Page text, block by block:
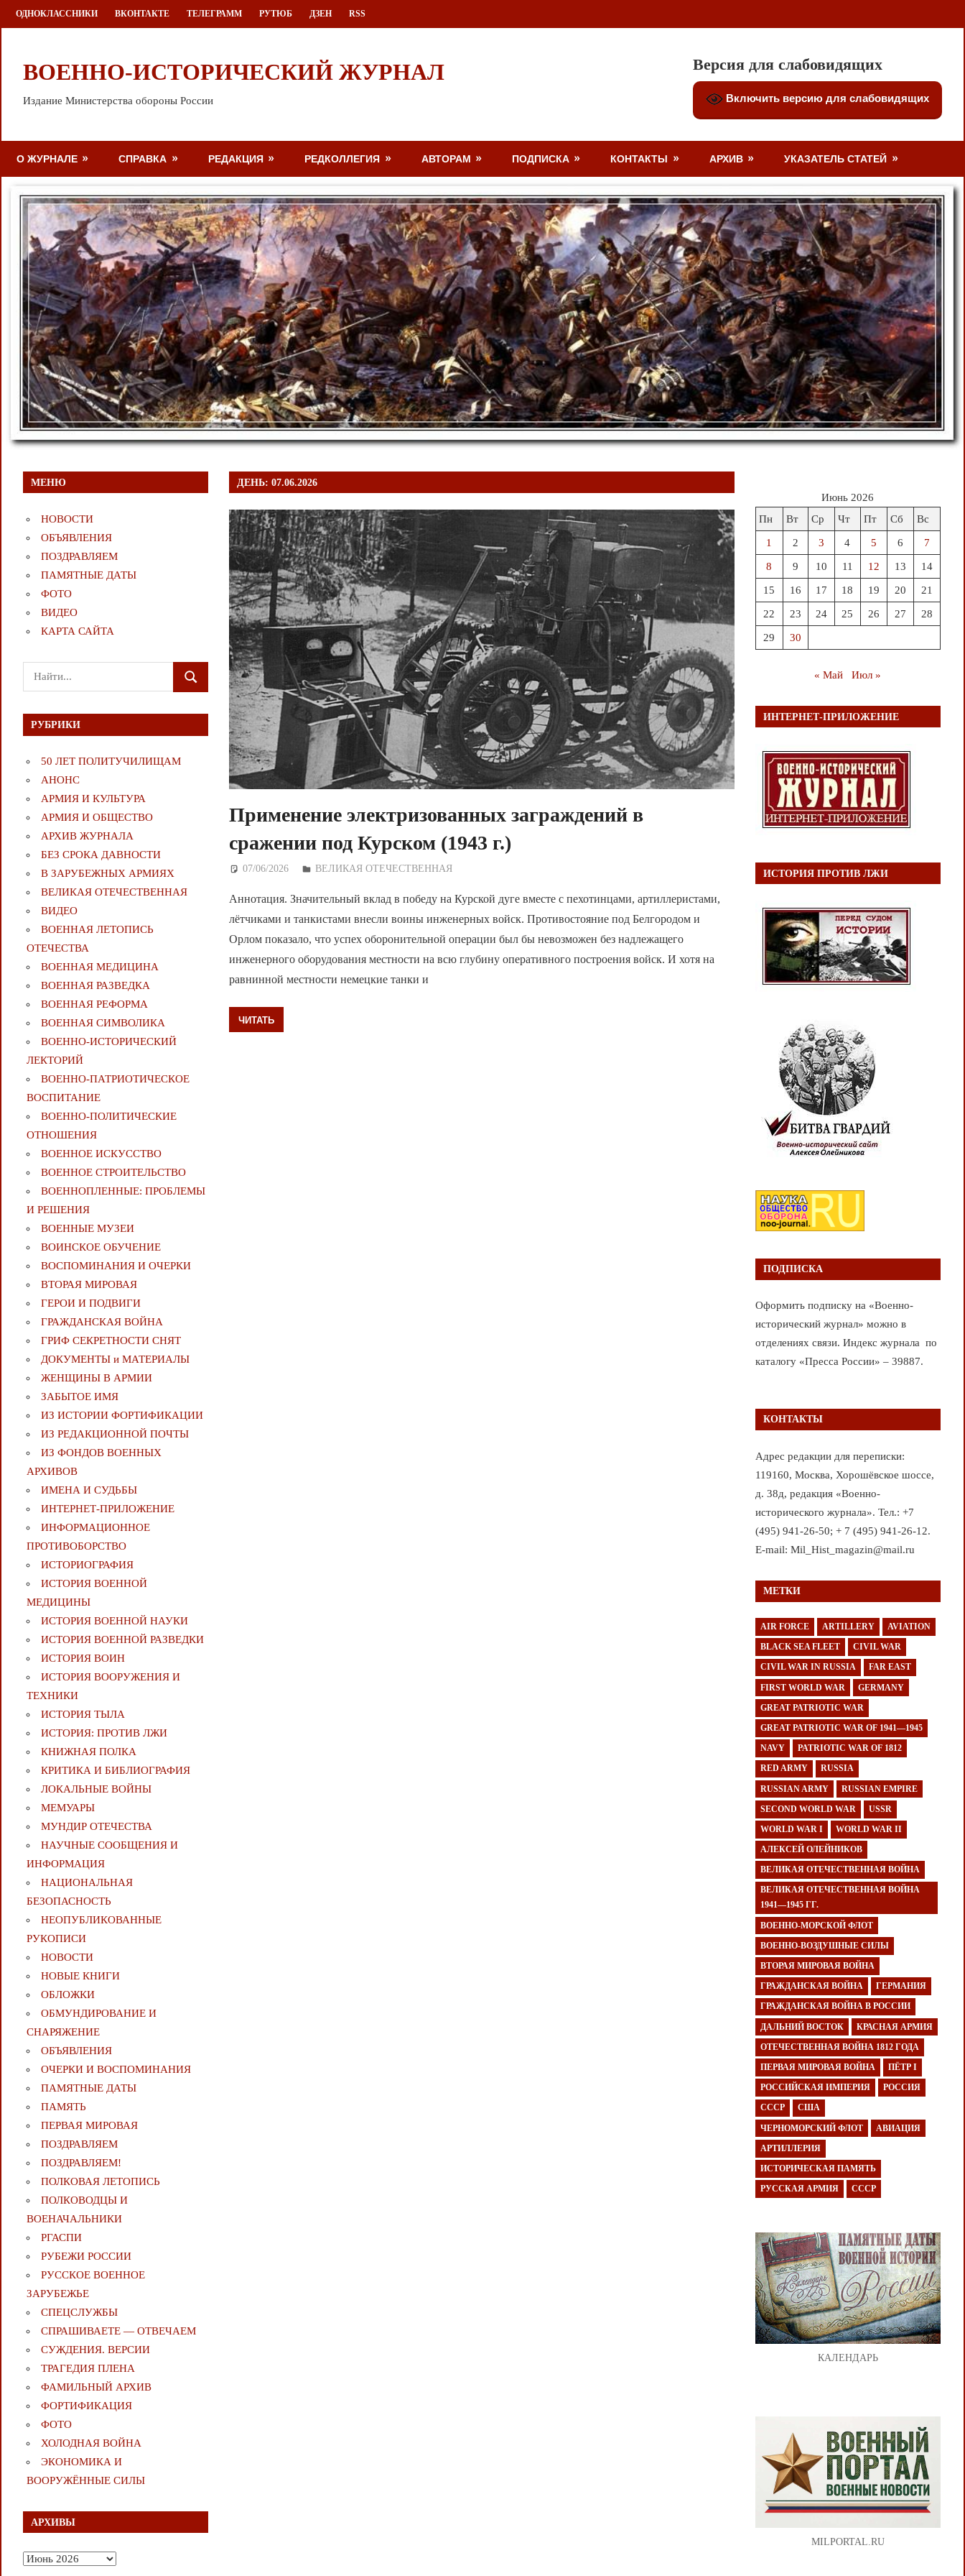
Перейти
к
ОДНОКЛАССНИКИ ВКОНТАКТЕ ТЕЛЕГРАММ РУТЮБ ДЗЕН RSS
ВОЕННО-ИСТОРИЧЕСКИЙ ЖУРНАЛ
Издание Министерства обороны России
Версия для слабовидящих
Включить версию для слабовидящих
О ЖУРНАЛЕ СПРАВКА РЕДАКЦИЯ РЕДКОЛЛЕГИЯ АВТОРАМ ПОДПИСКА КОНТАКТЫ АРХИВ УКАЗАТЕЛЬ СТАТЕЙ
ДЕНЬ:07.06.2026
Применение электризованных заграждений в
сражении под Курском (1943 г.)
07/06/2026 Дежурный по Редакции
ВЕЛИКАЯ ОТЕЧЕСТВЕННАЯ
Аннотация. Значительный вклад в победу на Курской дуге вместе с пехотинцами, артиллеристами,
лётчиками и танкистами внесли воины инженерных войск. Противостояние под Белгородом и
Орлом показало, что успех оборонительной операции был бы невозможен без надлежащего
инженерного оборудования местности на всю глубину оперативного построения войск. И хотя на
равнинной местности немецкие танки и
ЧИТАТЬ
МЕНЮ
НОВОСТИ
ОБЪЯВЛЕНИЯ
ПОЗДРАВЛЯЕМ
ПАМЯТНЫЕ ДАТЫ
ФОТО
ВИДЕО
КАРТА САЙТА
Поиск
для:
ПОИСК
РУБРИКИ
50 ЛЕТ ПОЛИТУЧИЛИЩАМ
АНОНС
АРМИЯ И КУЛЬТУРА
АРМИЯ И ОБЩЕСТВО
АРХИВ ЖУРНАЛА
БЕЗ СРОКА ДАВНОСТИ
В ЗАРУБЕЖНЫХ АРМИЯХ
ВЕЛИКАЯ ОТЕЧЕСТВЕННАЯ
ВИДЕО
ВОЕННАЯ ЛЕТОПИСЬ
ОТЕЧЕСТВА
ВОЕННАЯ МЕДИЦИНА
ВОЕННАЯ РАЗВЕДКА
ВОЕННАЯ РЕФОРМА
ВОЕННАЯ СИМВОЛИКА
ВОЕННО-ИСТОРИЧЕСКИЙ
ЛЕКТОРИЙ
ВОЕННО-ПАТРИОТИЧЕСКОЕ
ВОСПИТАНИЕ
ВОЕННО-ПОЛИТИЧЕСКИE
ОТНОШЕНИЯ
ВОЕННОЕ ИСКУССТВО
ВОЕННОЕ СТРОИТЕЛЬСТВО
ВОЕННОПЛЕННЫЕ: ПРОБЛЕМЫ
И РЕШЕНИЯ
ВОЕННЫЕ МУЗЕИ
ВОИНСКОЕ ОБУЧЕНИЕ
ВОСПОМИНАНИЯ И ОЧЕРКИ
ВТОРАЯ МИРОВАЯ
ГЕРОИ И ПОДВИГИ
ГРАЖДАНСКАЯ ВОЙНА
ГРИФ СЕКРЕТНОСТИ СНЯТ
ДОКУМЕНТЫ и МАТЕРИАЛЫ
ЖЕНЩИНЫ В АРМИИ
ЗАБЫТОЕ ИМЯ
ИЗ ИСТОРИИ ФОРТИФИКАЦИИ
ИЗ РЕДАКЦИОННОЙ ПОЧТЫ
ИЗ ФОНДОВ ВОЕННЫХ
АРХИВОВ
ИМЕНА И СУДЬБЫ
ИНТЕРНЕТ-ПРИЛОЖЕНИЕ
ИНФОРМАЦИОННОЕ
ПРОТИВОБОРСТВО
ИСТОРИОГРАФИЯ
ИСТОРИЯ ВОЕННОЙ
МЕДИЦИНЫ
ИСТОРИЯ ВОЕННОЙ НАУКИ
ИСТОРИЯ ВОЕННОЙ РАЗВЕДКИ
ИСТОРИЯ ВОИН
ИСТОРИЯ ВООРУЖЕНИЯ И
ТЕХНИКИ
ИСТОРИЯ ТЫЛА
ИСТОРИЯ: ПРОТИВ ЛЖИ
КНИЖНАЯ ПОЛКА
КРИТИКА И БИБЛИОГРАФИЯ
ЛОКАЛЬНЫЕ ВОЙНЫ
МЕМУАРЫ
МУНДИР ОТЕЧЕСТВА
НАУЧНЫЕ СООБЩЕНИЯ И
ИНФОРМАЦИЯ
НАЦИОНАЛЬНАЯ
БЕЗОПАСНОСТЬ
НЕОПУБЛИКОВАННЫЕ
РУКОПИСИ
НОВОСТИ
НОВЫЕ КНИГИ
ОБЛОЖКИ
ОБМУНДИРОВАНИЕ И
СНАРЯЖЕНИЕ
ОБЪЯВЛЕНИЯ
ОЧЕРКИ И ВОСПОМИНАНИЯ
ПАМЯТНЫЕ ДАТЫ
ПАМЯТЬ
ПЕРВАЯ МИРОВАЯ
ПОЗДРАВЛЯЕМ
ПОЗДРАВЛЯЕМ!
ПОЛКОВАЯ ЛЕТОПИСЬ
ПОЛКОВОДЦЫ И
ВОЕНАЧАЛЬНИКИ
РГАСПИ
РУБЕЖИ РОССИИ
РУССКОЕ ВОЕННОЕ
ЗАРУБЕЖЬЕ
СПЕЦСЛУЖБЫ
СПРАШИВАЕТЕ — ОТВЕЧАЕМ
СУЖДЕНИЯ. ВЕРСИИ
ТРАГЕДИЯ ПЛЕНА
ФАМИЛЬНЫЙ АРХИВ
ФОРТИФИКАЦИЯ
ФОТО
ХОЛОДНАЯ ВОЙНА
ЭКОНОМИКА И
ВООРУЖЁННЫЕ СИЛЫ
АРХИВЫ
Архивы
Июнь 2026
Пн
Вт Ср Чт Пт Сб Вс
1 2 3 4 5 6 7
8 9 10 11 12 13 14
15 16 17 18 19 20 21
22 23 24 25 26 27 28
29 30
« Май Июл »
ИНТЕРНЕТ-ПРИЛОЖЕНИЕ
ИСТОРИЯ ПРОТИВ ЛЖИ
ПОДПИСКА
Оформить подписку на «Военно-
исторический журнал» можно в
отделениях связи. Индекс журнала по
каталогу «Пресса России» – 39887.
КОНТАКТЫ
Адрес редакции для переписки:
119160, Москва, Хорошёвское шоссе,
д. 38д, редакция «Военно-
исторического журнала». Тел.: +7
(495) 941-26-50; + 7 (495) 941-26-12.
E-mail: Mil_Hist_magazin@mail.ru
МЕТКИ
AIR FORCE ARTILLERY AVIATION
BLACK SEA FLEET CIVIL WAR
CIVIL WAR IN RUSSIA FAR EAST
FIRST WORLD WAR GERMANY
GREAT PATRIOTIC WAR
GREAT PATRIOTIC WAR OF 1941—1945
NAVY PATRIOTIC WAR OF 1812
RED ARMY RUSSIA
RUSSIAN ARMY RUSSIAN EMPIRE
SECOND WORLD WAR USSR
WORLD WAR I WORLD WAR II
АЛЕКСЕЙ ОЛЕЙНИКОВ
ВЕЛИКАЯ ОТЕЧЕСТВЕННАЯ ВОЙНА
ВЕЛИКАЯ ОТЕЧЕСТВЕННАЯ ВОЙНА
1941—1945 ГГ.
ВОЕННО-МОРСКОЙ ФЛОТ
ВОЕННО-ВОЗДУШНЫЕ СИЛЫ
ВТОРАЯ МИРОВАЯ ВОЙНА
ГРАЖДАНСКАЯ ВОЙНА ГЕРМАНИЯ
ГРАЖДАНСКАЯ ВОЙНА В РОССИИ
ДАЛЬНИЙ ВОСТОК КРАСНАЯ АРМИЯ
ОТЕЧЕСТВЕННАЯ ВОЙНА 1812 ГОДА
ПЕРВАЯ МИРОВАЯ ВОЙНА ПЁТР I
РОССИЙСКАЯ ИМПЕРИЯ РОССИЯ
СССР США
ЧЕРНОМОРСКИЙ ФЛОТ АВИАЦИЯ
АРТИЛЛЕРИЯ
ИСТОРИЧЕСКАЯ ПАМЯТЬ
РУССКАЯ АРМИЯ СССР
КАЛЕНДАРЬ
MILPORTAL.RU